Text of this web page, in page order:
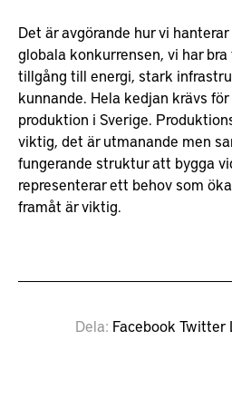
Det är avgörande hur vi
globala konkurrensen, vi har
tillgång till energi, stark
kunnande. Hela kedjan krävs
produktion i Sverige.
viktig, det är utmanande men
fungerande struktur att bygga
representerar ett behov som
framåt är viktig.
Dela Facebook Twitter